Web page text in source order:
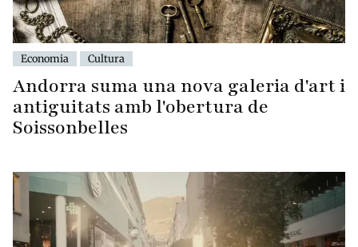
Economia Cultura
Andorra suma una nova galeria d'art i
antiguitats amb l'obertura de
Soissonbelles